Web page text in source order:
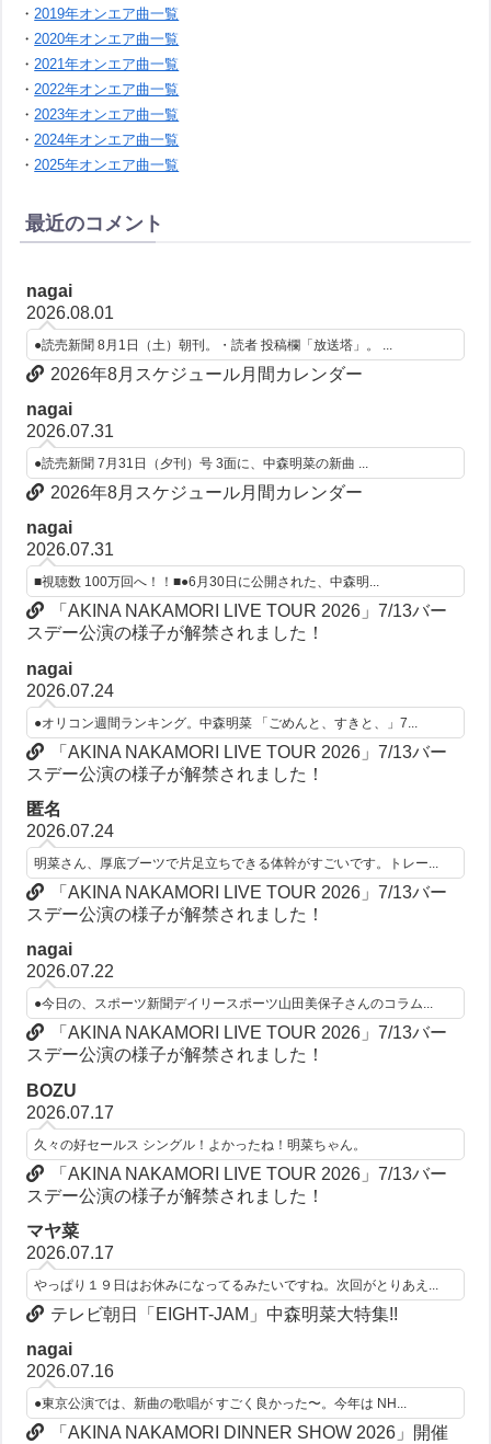
・2019年オンエア曲一覧
・2020年オンエア曲一覧
・2021年オンエア曲一覧
・2022年オンエア曲一覧
・2023年オンエア曲一覧
・2024年オンエア曲一覧
・2025年オンエア曲一覧
最近のコメント
nagai
2026.08.01
●読売新聞 8月1日（土）朝刊。・読者 投稿欄「放送塔」。 ...
2026年8月スケジュール月間カレンダー
nagai
2026.07.31
●読売新聞 7月31日（夕刊）号 3面に、中森明菜の新曲 ...
2026年8月スケジュール月間カレンダー
nagai
2026.07.31
■視聴数 100万回へ！！■●6月30日に公開された、中森明...
「AKINA NAKAMORI LIVE TOUR 2026」7/13バー
スデー公演の様子が解禁されました！
nagai
2026.07.24
●オリコン週間ランキング。中森明菜 「ごめんと、すきと、」7...
「AKINA NAKAMORI LIVE TOUR 2026」7/13バー
スデー公演の様子が解禁されました！
匿名
2026.07.24
明菜さん、厚底ブーツで片足立ちできる体幹がすごいです。トレー...
「AKINA NAKAMORI LIVE TOUR 2026」7/13バー
スデー公演の様子が解禁されました！
nagai
2026.07.22
●今日の、スポーツ新聞デイリースポーツ山田美保子さんのコラム...
「AKINA NAKAMORI LIVE TOUR 2026」7/13バー
スデー公演の様子が解禁されました！
BOZU
2026.07.17
久々の好セールス シングル！よかったね！明菜ちゃん。
「AKINA NAKAMORI LIVE TOUR 2026」7/13バー
スデー公演の様子が解禁されました！
マヤ菜
2026.07.17
やっぱり１９日はお休みになってるみたいですね。次回がとりあえ...
テレビ朝日「EIGHT-JAM」中森明菜大特集!!
nagai
2026.07.16
●東京公演では、新曲の歌唱が すごく良かった〜。今年は NH...
「AKINA NAKAMORI DINNER SHOW 2026」開催